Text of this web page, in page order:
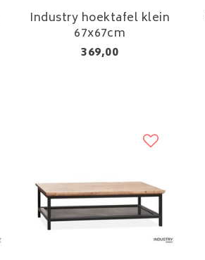
Industry hoektafel klein
67x67cm
369,00